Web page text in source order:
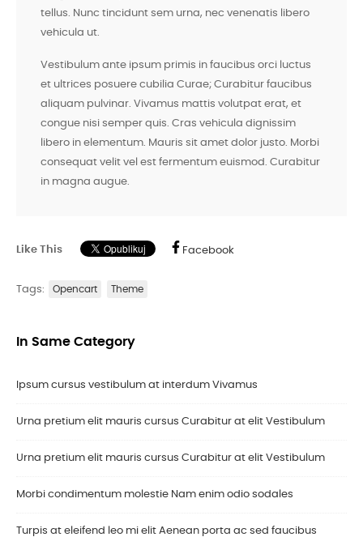
tellus. Nunc tincidunt sem urna, nec venenatis libero
vehicula ut.
Vestibulum ante ipsum primis in faucibus orci luctus
et ultrices posuere cubilia Curae; Curabitur faucibus
aliquam pulvinar. Vivamus mattis volutpat erat, et
congue nisi semper quis. Cras vehicula dignissim
libero in elementum. Mauris sit amet dolor justo. Morbi
consequat velit vel est fermentum euismod. Curabitur
in magna augue.
Like This Facebook
Tags: Opencart Theme
In Same Category
Ipsum cursus vestibulum at interdum Vivamus
Urna pretium elit mauris cursus Curabitur at elit Vestibulum
Urna pretium elit mauris cursus Curabitur at elit Vestibulum
Morbi condimentum molestie Nam enim odio sodales
Turpis at eleifend leo mi elit Aenean porta ac sed faucibus